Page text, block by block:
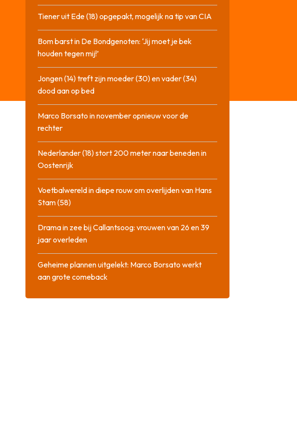
Tiener uit Ede (18) opgepakt, mogelijk na tip van CIA
Bom barst in De Bondgenoten: ‘Jij moet je bek
houden tegen mij!’
Jongen (14) treft zijn moeder (30) en vader (34)
dood aan op bed
Marco Borsato in november opnieuw voor de
rechter
Nederlander (18) stort 200 meter naar beneden in
Oostenrijk
Voetbalwereld in diepe rouw om overlijden van Hans
Stam (58)
Drama in zee bij Callantsoog: vrouwen van 26 en 39
jaar overleden
Geheime plannen uitgelekt: Marco Borsato werkt
aan grote comeback